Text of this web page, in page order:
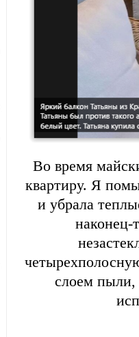
Во время
квартиру. Я
и убрала
наконец-
слоем пыли,